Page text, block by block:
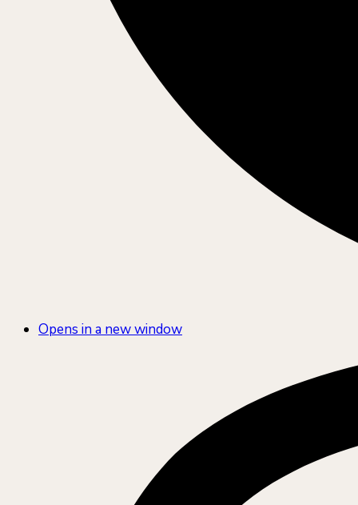
Opens in a new window